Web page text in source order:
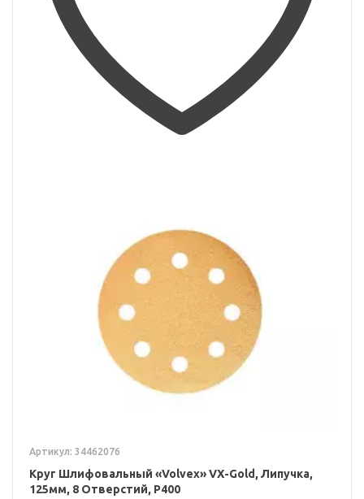
Артикул: 34462076
Круг Шлифовальный «Volvex» VX-Gold, Липучка,
125мм, 8 Отверстий, P400